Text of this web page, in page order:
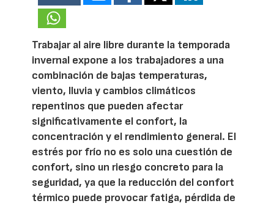
Trabajar al aire libre durante la temporada
invernal expone a los trabajadores a una
combinación de bajas temperaturas,
viento, lluvia y cambios climáticos
repentinos que pueden afectar
significativamente el confort, la
concentración y el rendimiento general. El
estrés por frío no es solo una cuestión de
confort, sino un riesgo concreto para la
seguridad, ya que la reducción del confort
térmico puede provocar fatiga, pérdida de